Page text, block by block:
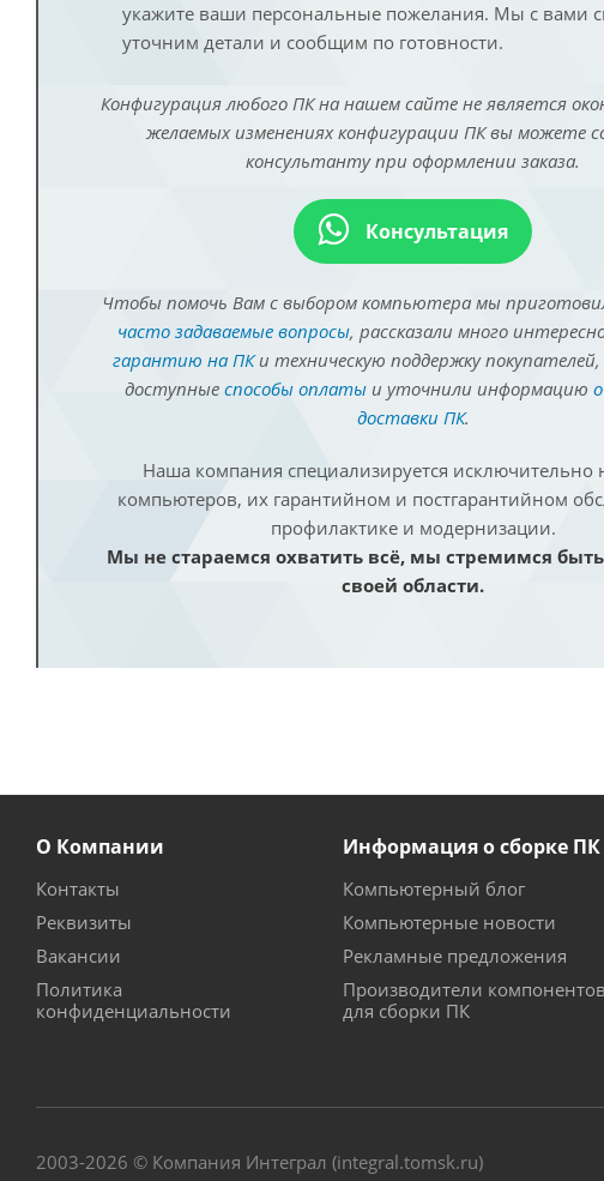
укажите ваши персональные пожелания. Мы с вами
уточним детали и сообщим по готовности.
Конфигурация любого ПК на нашем сайте не является
желаемых изменениях конфигурации ПК вы можете
консультанту при оформлении заказа.
Консультация
Чтобы помочь Вам с выбором компьютера мы
часто задаваемые вопросы, рассказали много
гарантию на ПКи техническую поддержку покупателей,
доступные способы оплатыи уточнили информацию
доставки ПК.
Наша компания специализируется исключительно
компьютеров, их гарантийном и постгарантийном
профилактике и модернизации.
Мы не стараемся охватить всё, мы стремимся
своей области.
О Компании
Контакты
Реквизиты
Вакансии
Политика
конфиденциальности
Информация о сборке ПК
Компьютерный блог
Компьютерные новости
Рекламные предложения
Производители компонентов
для сборки ПК
2003-2026 © Компания Интеграл (integral.tomsk.ru)